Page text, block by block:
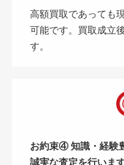
高額買取であっても
可能です。買取成立
す。
お約束④ 知識・経験
誠実な査定を行います